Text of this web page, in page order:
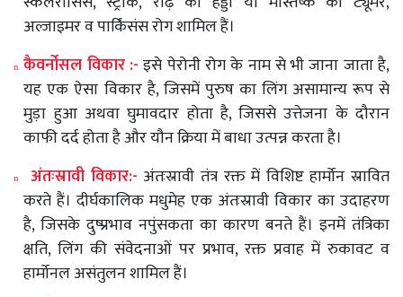
अल्जाइमरवपार्किंसंसरोगशामिलहैं।
n कैवर्नोसल विकार:-इसे पेरोनीरोगके नामसेभीजाना जाताहै,
यह एक ऐसा विकार है,जिसमें पुरुष का लिंग असामान्य रूप से
मुड़ा हुआ अथवा घुमावदार होता है,जिससे उत्तेजना के दौरान
काफीदर्दहोताहैऔरयौनक्रियामेंबाधाउत्पन्नकरताहै।
n अंतःस्रावी विकार:- अंतःस्रावी तंत्र रक्त में विशिष्ट हार्मोन स्रावित
करते हैं। दीर्घकालिक मधुमेह एक अंतःस्रावी विकार का उदाहरण
है,जिसके दुष्प्रभाव नपुंसकता का कारण बनते हैं। इनमें तंत्रिका
क्षति,लिंग की संवेदनाओं पर प्रभाव,रक्त प्रवाह में रुकावट व
हार्मोनलअसंतुलनशामिलहैं।